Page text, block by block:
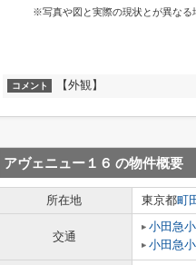
※写真や図と実際の現状とが異なる
コメント 【外観】
アヴェニュー１６ の物件概要
所在地 東京都町
交通
小田急
小田急